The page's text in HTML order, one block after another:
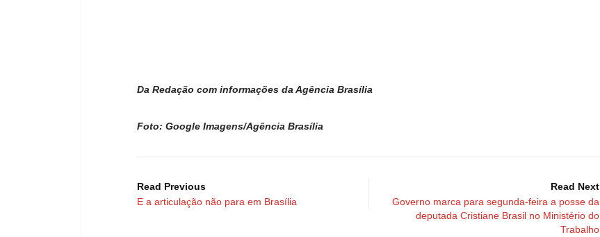
Da Redação com informações da Agência Brasília
Foto: Google Imagens/Agência Brasília
Read Previous
E a articulação não para em Brasília
Read Next
Governo marca para segunda-feira a posse da
deputada Cristiane Brasil no Ministério do
Trabalho